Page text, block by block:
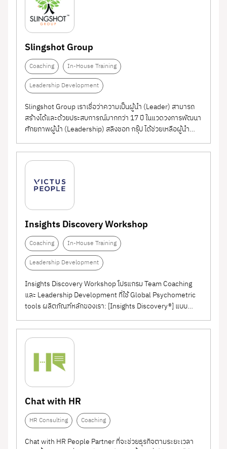
Slingshot Group
Coaching
In-House Training
Leadership Development
Slingshot Group เราเชื่อว่าความเป็นผู้นำ (Leader) สามารถ
สร้างได้และด้วยประสบการณ์มากกว่า 17 ปี ในแวดวงการพัฒนา
ศักยภาพผู้นำ (Leadership) สลิงชอท กรุ๊ป ได้ช่วยเหลือผู้นำ
องค์กรชั้นนำของประเทศไทยกว่า 100,000 คน และมากกว่า
1,000 องค์กรให้ก้าวถึงขีดสมรรถนะความสามารถและใช้
ศักยภาพของพวกเขาได้อย่างเต็มที่...
Insights Discovery Workshop
Coaching
In-House Training
Leadership Development
Insights Discovery Workshop โปรแกรม Team Coaching
และ Leadership Development ที่ใช้ Global Psychometric
tools ผลิตภัณฑ์หลักของเรา: [Insights Discovery®] แบบ
ทดสอบบุคลิกภาพที่แปลงความซับซ้อนทางจิตวิทยาจาก ดร.
คาล์ล กุซต้าฟ ยุง มาให้เป็นเรื่องที่เข้าใจง่าย ด้วยการใช้สีเป็นสื่อ
กลางเรียนรู้ และทำความเข้าใจ...
Chat with HR
HR Consulting Coaching
Chat with HR People Partner ที่จะช่วยธุรกิจตามระยะเวลา